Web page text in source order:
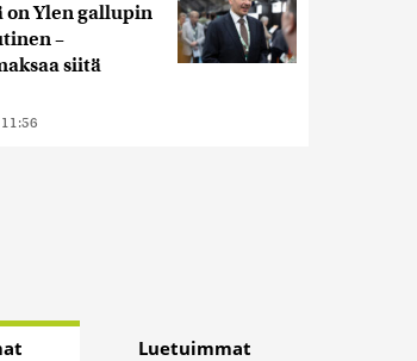
on Ylen gallupin
–
siitä
Luetuimmat